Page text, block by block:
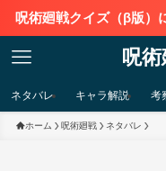
呪術廻戦クイズ（β版）
呪
ネタバレ キャラ解説 考
ホーム 呪術廻戦 ネタバレ